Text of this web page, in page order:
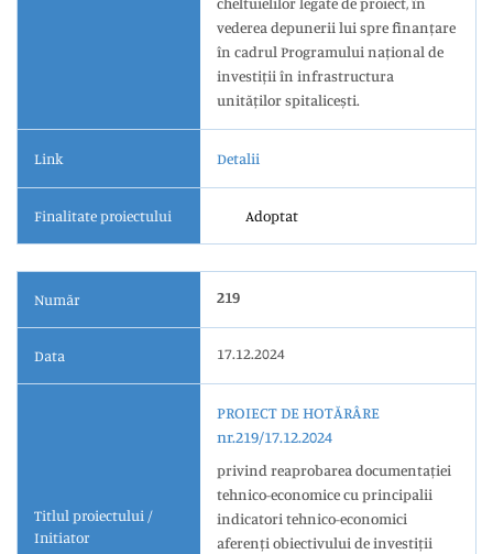
vederea depunerii lui spre finanțare
în cadrul Programului național de
investiții în infrastructura
unităților spitalicești.
Link Detalii
Finalitate proiectului Adoptat
Număr 219
Data 17.12.2024
Titlul proiectului /
Initiator
PROIECT DE HOTĂRÂRE
nr.219/17.12.2024
privind reaprobarea documentației
tehnico-economice cu principalii
indicatori tehnico-economici
aferenți obiectivului de investiții